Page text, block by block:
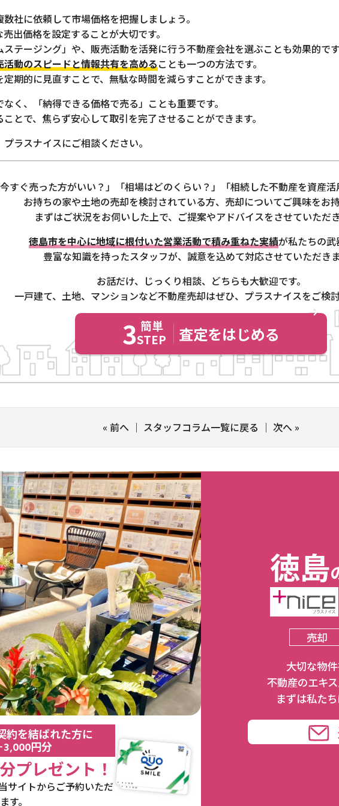
社に依頼して市場価格を把握しましょう。
出価格を設定することが大切です。
テージング」や、販売活動を活発に行う不動産会社を選ぶことも効果的です
動のスピードと情報共有を高めることも一つの方法です。
期的に見直すことで、無駄な時間を減らすことができます。
く、「納得できる価格で売る」ことも重要です。
とで、焦らず安心して取引を完了させることができます。
ラスナイスにご相談ください。
今すぐ売った方がいい？」「相場はどのくらい？」「相続した不動産を資産活
お持ちの家や土地の売却を検討されている方、売却についてご興味をお持
まずはご状況をお伺いした上で、ご提案やアドバイスをさせていただき
徳島市を中心に地域に根付いた営業活動で積み重ねた実績が私たちの武
豊富な知識を持ったスタッフが、誠意を込めて対応させていただきま
お話だけ、じっくり相談、どちらも大歓迎です。
一戸建て、土地、マンションなど不動産売却はぜひ、プラスナイスをご検討
簡単
3STEP 査定をはじめる
« 前へ ｜ スタッフコラム一覧に戻る ｜ 次へ »
約を結ばれた方に
3,000円分
プレゼント！
サイトからご予約いただ
す。
徳島
売却
⼤切な物
不動産のエキ
まずは私た